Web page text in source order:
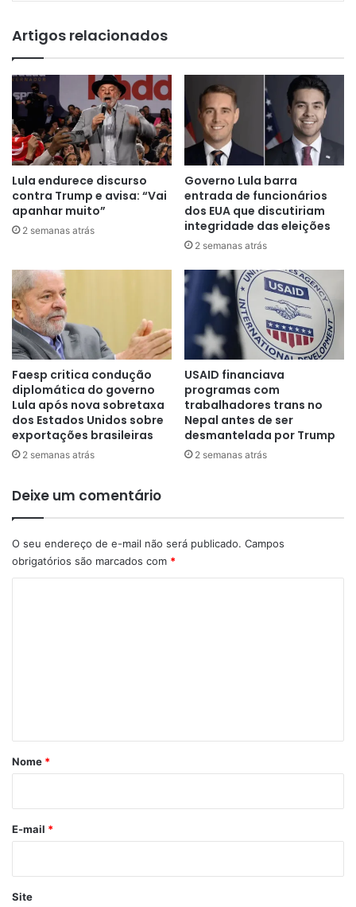
Artigos relacionados
Lula endurece discurso
contra Trump e avisa: “Vai
apanhar muito”
2 semanas atrás
Governo Lula barra
entrada de funcionários
dos EUA que discutiriam
integridade das eleições
2 semanas atrás
Faesp critica condução
diplomática do governo
Lula após nova sobretaxa
dos Estados Unidos sobre
exportações brasileiras
2 semanas atrás
USAID financiava
programas com
trabalhadores trans no
Nepal antes de ser
desmantelada por Trump
2 semanas atrás
Deixe um comentário
O seu endereço de e-mail não será publicado. Campos
obrigatórios são marcados com *
r
*
Nome *
E-mail *
Site